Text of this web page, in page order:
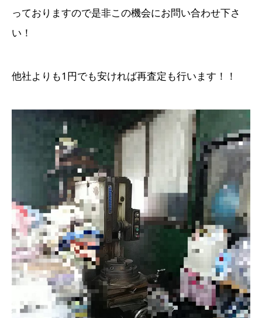
っておりますので是非この機会にお問い合わせ下さ
い！
他社よりも1円でも安ければ再査定も行います！！